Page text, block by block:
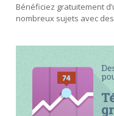
Bénéficiez gratuitement
nombreux sujets avec